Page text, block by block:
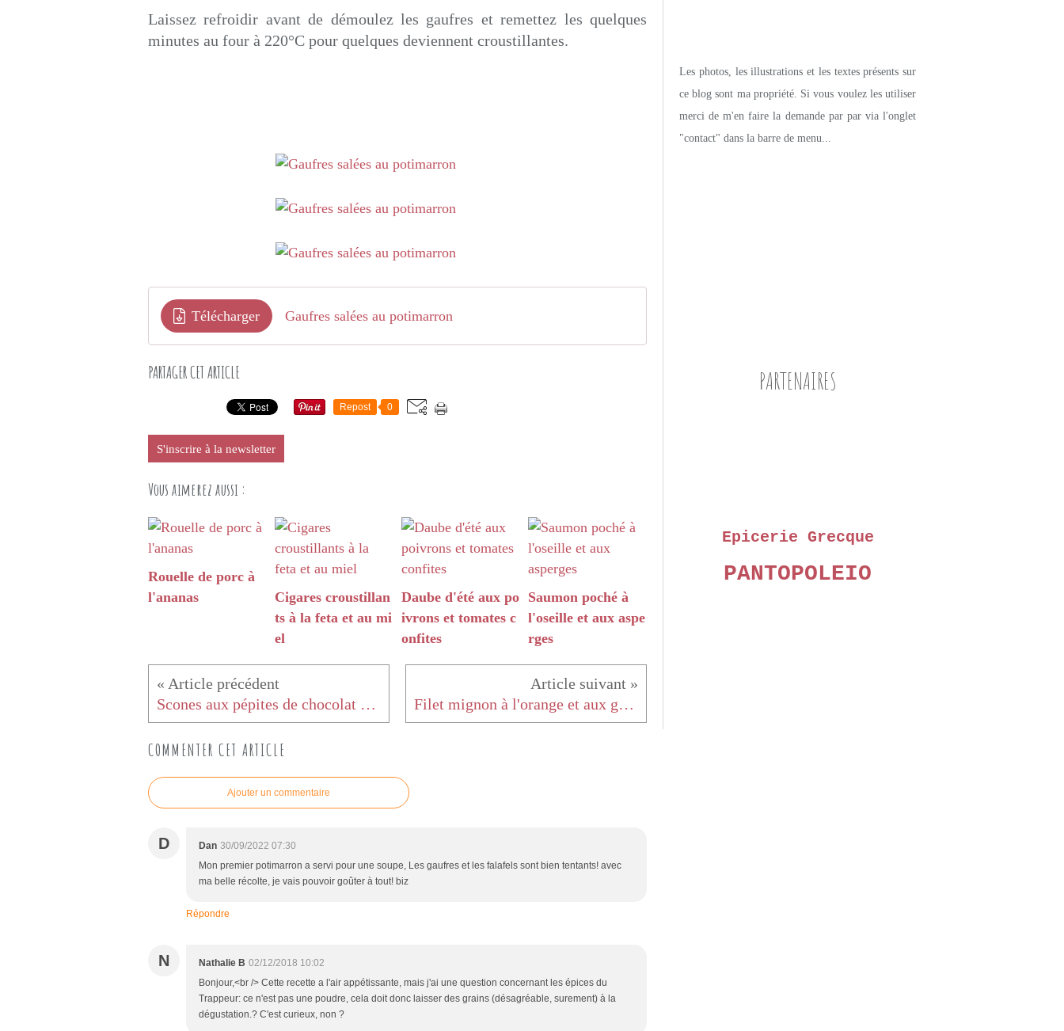
Laissez refroidir avant de démoulez les gaufres et remettez les quelques
minutes au four à 220°C pour quelques deviennent croustillantes.
Télécharger Gaufres salées au potimarron
PARTAGER CET ARTICLE
Repost 0
S'inscrire à la newsletter
Vous aimerez aussi :
Rouelle de porc à
l'ananas
Cigares croustillan
ts à la feta et au mi
el
Daube d'été aux po
ivrons et tomates c
onfites
Saumon poché à
l'oseille et aux aspe
rges
Scones aux pépites de chocolat {à la farine complète} Filet mignon à l'orange et aux graines de nigelle
COMMENTER CET ARTICLE
Ajouter un commentaire
D Dan 30/09/2022 07:30
Mon premier potimarron a servi pour une soupe, Les gaufres et les falafels sont bien tentants! avec
ma belle récolte, je vais pouvoir goûter à tout! biz
Répondre
N Nathalie B 02/12/2018 10:02
Bonjour,<br /> Cette recette a l'air appétissante, mais j'ai une question concernant les épices du
Trappeur: ce n'est pas une poudre, cela doit donc laisser des grains (désagréable, surement) à la
dégustation.? C'est curieux, non ?
Les photos, les illustrations et les textes présents sur
ce blog sont ma propriété. Si vous voulez les utiliser
merci de m'en faire la demande par par via l'onglet
"contact" dans la barre de menu...
PARTENAIRES
Epicerie Grecque
PANTOPOLEIO